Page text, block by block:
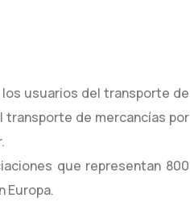
los usuarios del transporte de
transporte de mercancías por
que representan 800
Europa.